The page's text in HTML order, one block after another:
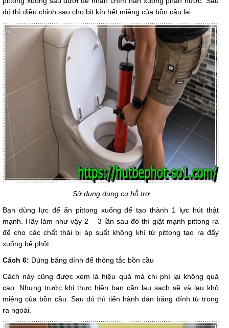
đó thì điều chỉnh sao cho bịt kín hết miệng của bồn cầu lại
Sử dụng dụng cụ hỗ trợ
Bạn dùng lực để ấn pittong xuống để tạo thành 1 lực hút thật
mạnh. Hãy làm như vậy 2 – 3 lần sau đó thì giật mạnh pittong ra
để cho các chất thải bị áp suất không khí từ pittong tạo ra đẩy
xuống bể phốt.
Cách 6: Dùng băng dính để thông tắc bồn cầu
Cách này cũng được xem là hiệu quả mà chi phí lại không quá
cao. Nhưng trước khi thực hiện bạn cần lau sạch sẽ và lau khô
miệng của bồn cầu. Sau đó thì tiến hành dán băng dính từ trong
ra ngoài.